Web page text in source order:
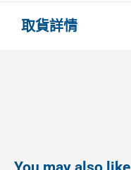
取貨詳情